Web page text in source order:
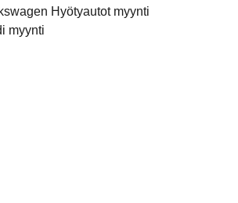
Hyötyautot myynti
myynti